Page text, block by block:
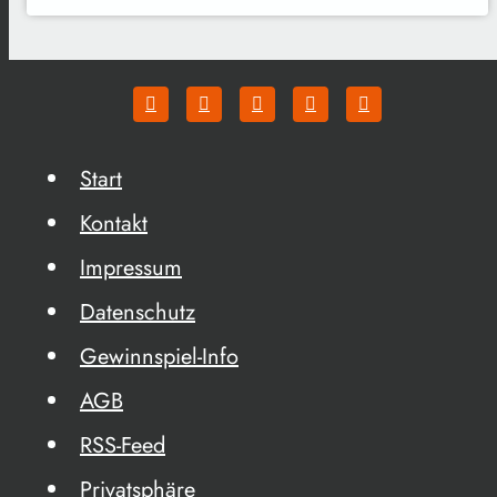
Start
Kontakt
Impressum
Datenschutz
Gewinnspiel-Info
AGB
RSS-Feed
Privatsphäre